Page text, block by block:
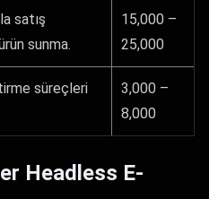
satış
sunma.
15,000 –
25,000
süreçleri
3,000 –
8,000
Headless E-